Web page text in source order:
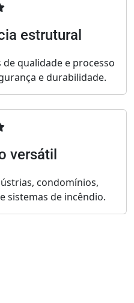
estrutural
qualidade e processo
e durabilidade.
versátil
condomínios,
sistemas de incêndio.